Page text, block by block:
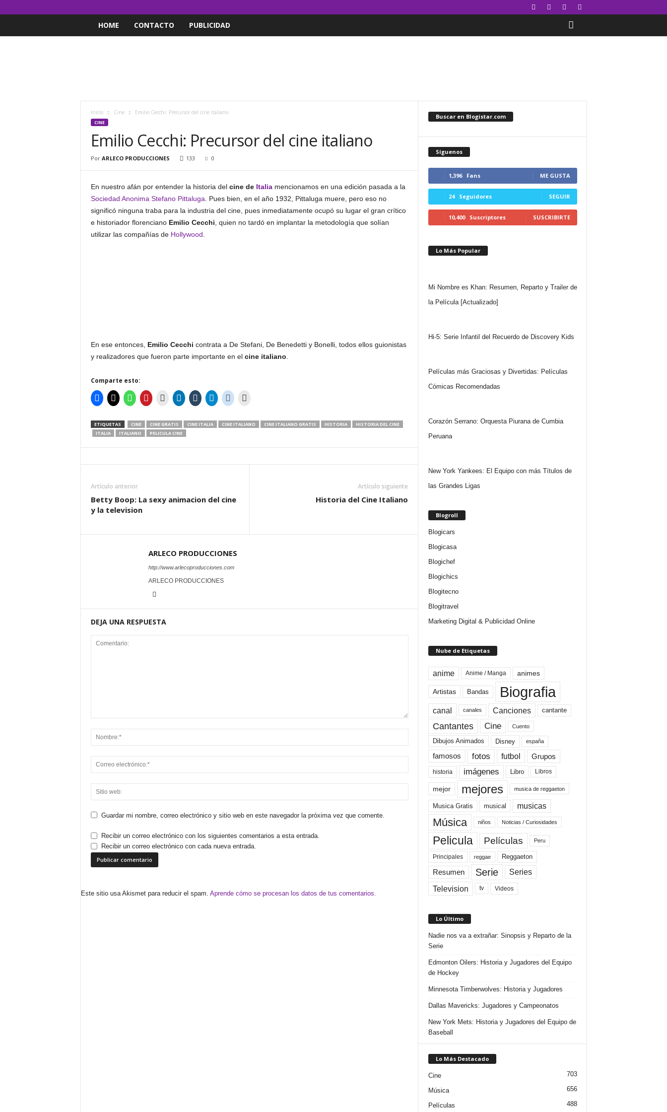
HOME CONTACTO PUBLICIDAD
Inicio Cine Emilio Cecchi: Precursor del cine italiano
CINE
Emilio Cecchi: Precursor del cine italiano
Por ARLECO PRODUCCIONES 133 0
En nuestro afán por entender la historia del cine de Italiamencionamos en una edición pasada a la
Sociedad Anonima Stefano Pittaluga . Pues bien, en el año 1932, Pittaluga muere, pero eso no
significó ninguna traba para la industria del cine, pues inmediatamente ocupó su lugar el gran crítico
e historiador florenciano Emilio Cecchi , quien no tardó en implantar la metodología que solían
utilizar las compañías de Hollywood
En ese entonces, Emilio Cecchi contrata a De Stefani, De Benedetti y Bonelli, todos ellos guionistas
y realizadores que fueron parte importante en el cine italiano
Comparte esto:
ETIQUETAS CINE CINE GRATIS CINE ITALIA CINE ITALIANO CINE ITALIANO GRATIS HISTORIA
HISTORIA DEL CINE
ITALIA
ITALIANO PELICULA CINE
Artículo anterior
Betty Boop: La sexy animacion del cine
y la television
Artículo siguiente
Historia del Cine Italiano
ARLECO PRODUCCIONES
http://www.arlecoproducciones.com
ARLECO PRODUCCIONES
DEJA UNA RESPUESTA
Guardar mi nombre, correo electrónico y sitio web en este navegador la próxima vez que comente.
Recibir un correo electrónico con los siguientes comentarios a esta entrada.
Recibir un correo electrónico con cada nueva entrada.
Este sitio usa Akismet para reducir el spam. Aprende cómo se procesan los datos de tus comentarios.
Buscar en Blogistar.com
Síguenos
1,396 Fans ME GUSTA
24 Seguidores SEGUIR
10,400 Suscriptores SUSCRIBIRTE
Lo Más Popular
Mi Nombre es Khan: Resumen, Reparto y Trailer de
la Película [Actualizado]
Hi-5: Serie Infantil del Recuerdo de Discovery Kids
Películas más Graciosas y Divertidas: Películas
Cómicas Recomendadas
Corazón Serrano: Orquesta Piurana de Cumbia
Peruana
New York Yankees: El Equipo con más Títulos de
las Grandes Ligas
Blogroll
Blogicars
Blogicasa
Blogichef
Blogichics
Blogitecno
Blogitravel
Marketing Digital & Publicidad Online
Nube de Etiquetas
anime Anime / Manga animes
Artistas Bandas Biografia
canal canales Canciones cantante
Cantantes Cine Cuento
Dibujos Animados Disney españa
famosos fotos futbol Grupos
historia imágenes Libro Libros
mejor mejores musica de reggaeton
Musica Gratis musical musicas
Música niños Noticias / Curiosidades
Pelicula Películas Peru
Principales reggae Reggaeton
Resumen Serie Series
Television tv Videos
Lo Último
Nadie nos va a extrañar: Sinopsis y Reparto de la
Serie
Edmonton Oilers: Historia y Jugadores del Equipo
de Hockey
Minnesota Timberwolves: Historia y Jugadores
Dallas Mavericks: Jugadores y Campeonatos
New York Mets: Historia y Jugadores del Equipo de
Baseball
Lo Más Destacado
Cine 703
Música 656
Películas 488